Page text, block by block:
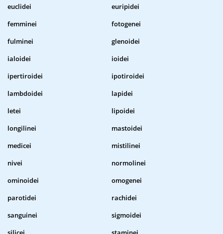
euclidei
euripidei
femminei
fotogenei
fulminei
glenoidei
ialoidei
ioidei
ipertiroidei
ipotiroidei
lambdoidei
lapidei
letei
lipoidei
longilinei
mastoidei
medicei
mistilinei
nivei
normolinei
ominoidei
omogenei
parotidei
rachidei
sanguinei
sigmoidei